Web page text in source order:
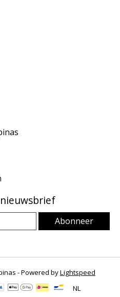
Abonneer
- Powered byLightspeed
NL